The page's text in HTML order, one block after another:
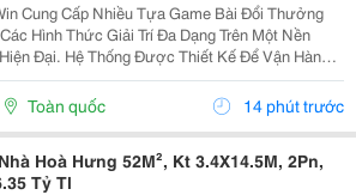
Cung Cấp Nhiều Tựa Game Bài Đổi Thưởng
Hình Thức Giải Trí Đa Dạng Trên Một Nền
Đại. Hệ Thống Được Thiết Kế Để Vận Hành
Truy Cập Nhanh Và Tương Thích Với Nhiều
Bị. Bên Cạnh Đó, Các Tính Năng Bảo Mật Cũng
Toàn quốc 14 phút trước
Hoà Hưng 52M², Kt 3.4X14.5M, 2Pn,
Tỷ Tl